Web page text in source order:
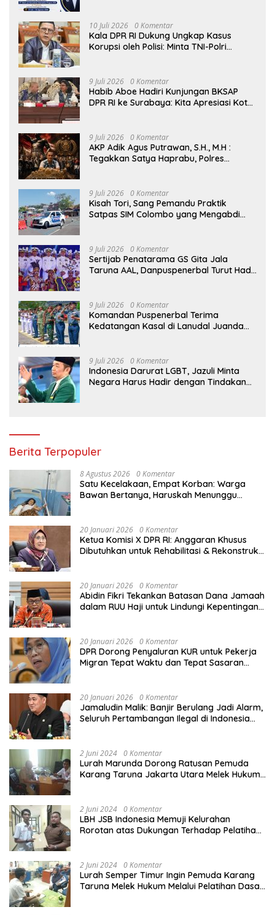
Global
10 Juli 2026 0 Komentar
Kala DPR RI Dukung Ungkap Kasus
Korupsi oleh Polisi: Minta TNI-Polri
9 Juli 2026 0 Komentar
Habib Aboe Hadiri Kunjungan BKSAP
DPR RI ke Surabaya: Kita Apresiasi Kota
9 Juli 2026 0 Komentar
AKP Adik Agus Putrawan, S.H., M.H :
Tegakkan Satya Haprabu, Polres
Surabaya.
9 Juli 2026 0 Komentar
Kisah Tori, Sang Pemandu Praktik
Satpas SIM Colombo yang Mengabdi
9 Juli 2026 0 Komentar
Sertijab Penatarama GS Gita Jala
Taruna AAL, Danpuspenerbal Turut Hadir
9 Juli 2026 0 Komentar
Komandan Puspenerbal Terima
Kedatangan Kasal di Lanudal Juanda
9 Juli 2026 0 Komentar
Indonesia Darurat LGBT, Jazuli Minta
Negara Harus Hadir dengan Tindakan
Berita Terpopuler
8 Agustus 2026 0 Komentar
Satu Kecelakaan, Empat Korban: Warga
Bawan Bertanya, Haruskah Menunggu
20 Januari 2026 0 Komentar
Ketua Komisi X DPR RI: Anggaran Khusus
Dibutuhkan untuk Rehabilitasi & Rekonstruksi
20 Januari 2026 0 Komentar
Abidin Fikri Tekankan Batasan Dana Jamaah
dalam RUU Haji untuk Lindungi Kepentingan
20 Januari 2026 0 Komentar
DPR Dorong Penyaluran KUR untuk Pekerja
Migran Tepat Waktu dan Tepat Sasaran
20 Januari 2026 0 Komentar
Jamaludin Malik: Banjir Berulang Jadi Alarm,
Seluruh Pertambangan Ilegal di Indonesia
2 Juni 2024 0 Komentar
Lurah Marunda Dorong Ratusan Pemuda
Karang Taruna Jakarta Utara Melek Hukum
2 Juni 2024 0 Komentar
LBH JSB Indonesia Memuji Kelurahan
Rorotan atas Dukungan Terhadap Pelatihan
2 Juni 2024 0 Komentar
Lurah Semper Timur Ingin Pemuda Karang
Taruna Melek Hukum Melalui Pelatihan Dasar